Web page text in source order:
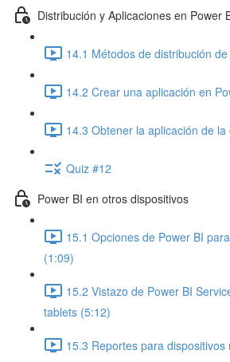
Distribución y Aplicaciones en Power
14.1 Métodos de distribución
14.2 Crear una aplicación en
14.3 Obtener la aplicación de
Quiz #12
Power BI en otros dispositivos
15.1 Opciones de Power BI
(1:09)
15.2 Vistazo de Power BI
tablets (5:12)
15.3 Reportes para dispositivos